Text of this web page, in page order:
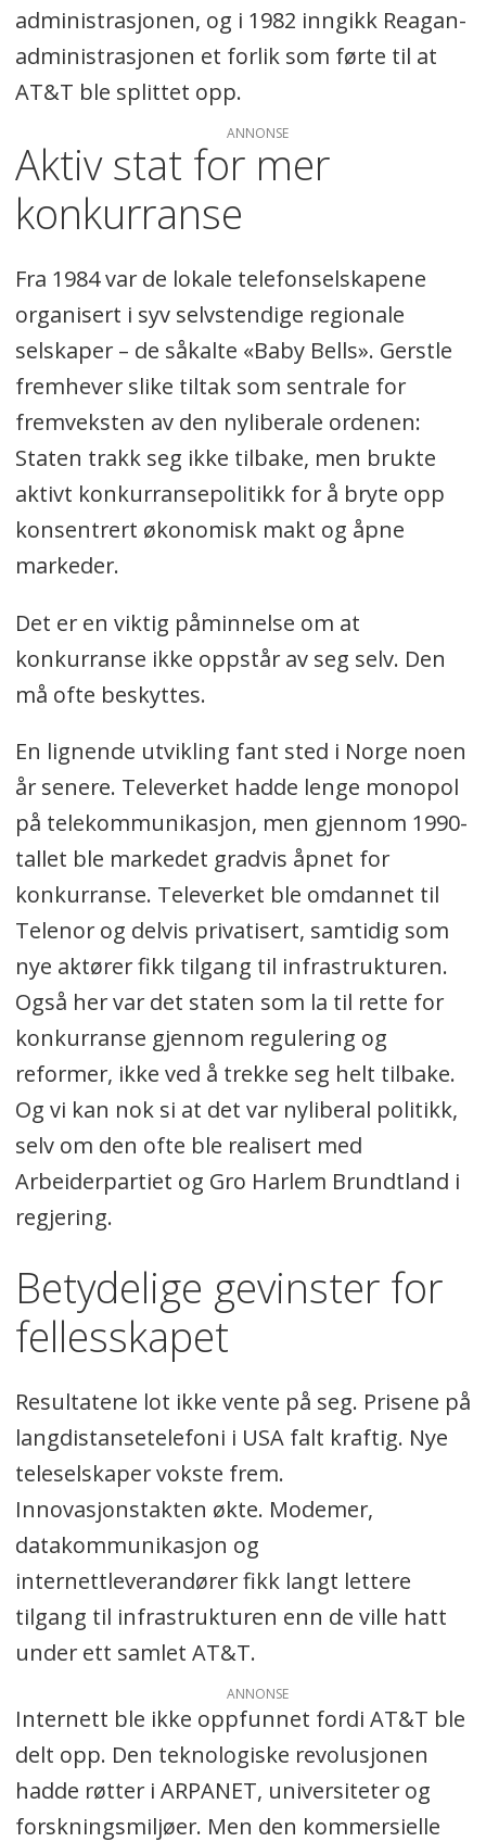
administrasjonen, og i 1982 inngikk Reagan-
administrasjonen et forlik som førte til at
AT&T ble splittet opp.
ANNONSE
Aktiv stat for mer
konkurranse
Fra 1984 var de lokale telefonselskapene
organisert i syv selvstendige regionale
selskaper – de såkalte «Baby Bells». Gerstle
fremhever slike tiltak som sentrale for
fremveksten av den nyliberale ordenen:
Staten trakk seg ikke tilbake, men brukte
aktivt konkurransepolitikk for å bryte opp
konsentrert økonomisk makt og åpne
markeder.
Det er en viktig påminnelse om at
konkurranse ikke oppstår av seg selv. Den
må ofte beskyttes.
En lignende utvikling fant sted i Norge noen
år senere. Televerket hadde lenge monopol
på telekommunikasjon, men gjennom 1990-
tallet ble markedet gradvis åpnet for
konkurranse. Televerket ble omdannet til
Telenor og delvis privatisert, samtidig som
nye aktører fikk tilgang til infrastrukturen.
Også her var det staten som la til rette for
konkurranse gjennom regulering og
reformer, ikke ved å trekke seg helt tilbake.
Og vi kan nok si at det var nyliberal politikk,
selv om den ofte ble realisert med
Arbeiderpartiet og Gro Harlem Brundtland i
regjering.
Betydelige gevinster for
fellesskapet
Resultatene lot ikke vente på seg. Prisene på
langdistansetelefoni i USA falt kraftig. Nye
teleselskaper vokste frem.
Innovasjonstakten økte. Modemer,
datakommunikasjon og
internettleverandører fikk langt lettere
tilgang til infrastrukturen enn de ville hatt
under ett samlet AT&T.
ANNONSE
Internett ble ikke oppfunnet fordi AT&T ble
delt opp. Den teknologiske revolusjonen
hadde røtter i ARPANET, universiteter og
forskningsmiljøer. Men den kommersielle